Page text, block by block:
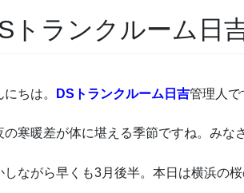
トランクルーム日
にちは。 DSトランクルーム日吉管理人で
の寒暖差が体に堪える季節ですね。みな
しながら早くも3月後半。本日は横浜の